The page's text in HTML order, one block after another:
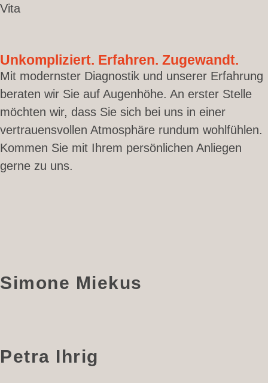
Vita
Unkompliziert. Erfahren. Zugewandt.
Mit modernster Diagnostik und unserer Erfahrung
beraten wir Sie auf Augenhöhe. An erster Stelle
möchten wir, dass Sie sich bei uns in einer
vertrauensvollen Atmosphäre rundum wohlfühlen.
Kommen Sie mit Ihrem persönlichen Anliegen
gerne zu uns.
Simone Miekus
Petra Ihrig